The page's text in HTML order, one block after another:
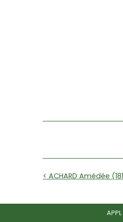
< ACHARD Amédée